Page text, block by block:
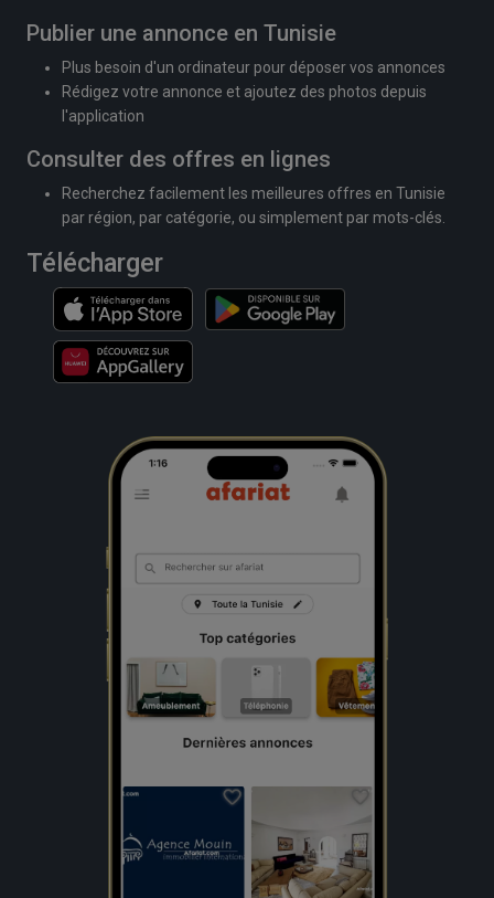
Publier une annonce en Tunisie
Plus besoin d'un ordinateur pour déposer vos annonces
Rédigez votre annonce et ajoutez des photos depuis
l'application
Consulter des offres en lignes
Recherchez facilement les meilleures offres en Tunisie
par région, par catégorie, ou simplement par mots-clés.
Télécharger